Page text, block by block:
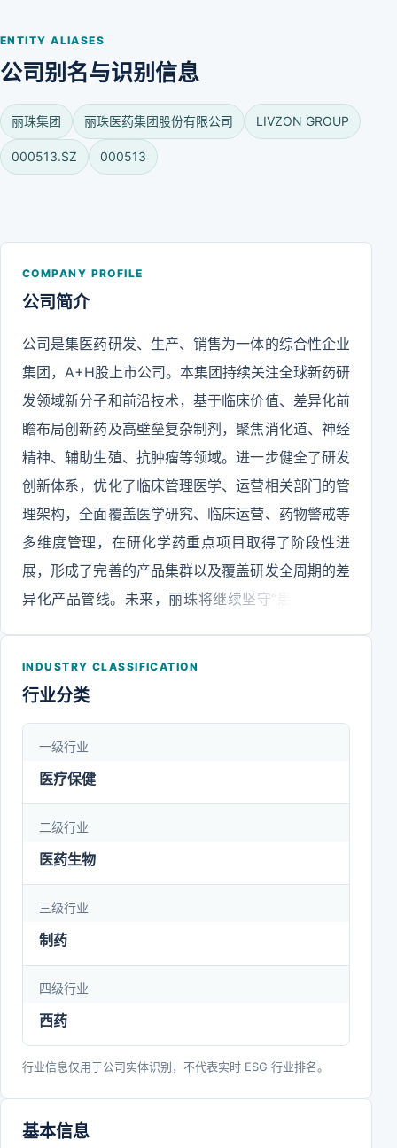
ENTITY ALIASES
公司别名与识别信息
丽珠集团 丽珠医药集团股份有限公司 LIVZON GROUP
000513.SZ 000513
COMPANY PROFILE
公司简介
公司是集医药研发、生产、销售为一体的综合性企业
集团，A+H股上市公司。本集团持续关注全球新药研
发领域新分子和前沿技术，基于临床价值、差异化前
瞻布局创新药及高壁垒复杂制剂，聚焦消化道、神经
精神、辅助生殖、抗肿瘤等领域。进一步健全了研发
创新体系，优化了临床管理医学、运营相关部门的管
理架构，全面覆盖医学研究、临床运营、药物警戒等
多维度管理，在研化学药重点项目取得了阶段性进
展，形成了完善的产品集群以及覆盖研发全周期的差
异化产品管线。未来，丽珠将继续坚守“患者生命质
化、智能化的技术模式加速提升研发效率，进一步强
面提升可持续发展能力。同时将积极响应国家政策号
召，持续肩负药企担当，为健康中国作出更多贡献。
INDUSTRY CLASSIFICATION
行业分类
一级行业
医疗保健
二级行业
医药生物
三级行业
制药
四级行业
西药
行业信息仅用于公司实体识别，不代表实时 ESG 行业排名。
基本信息